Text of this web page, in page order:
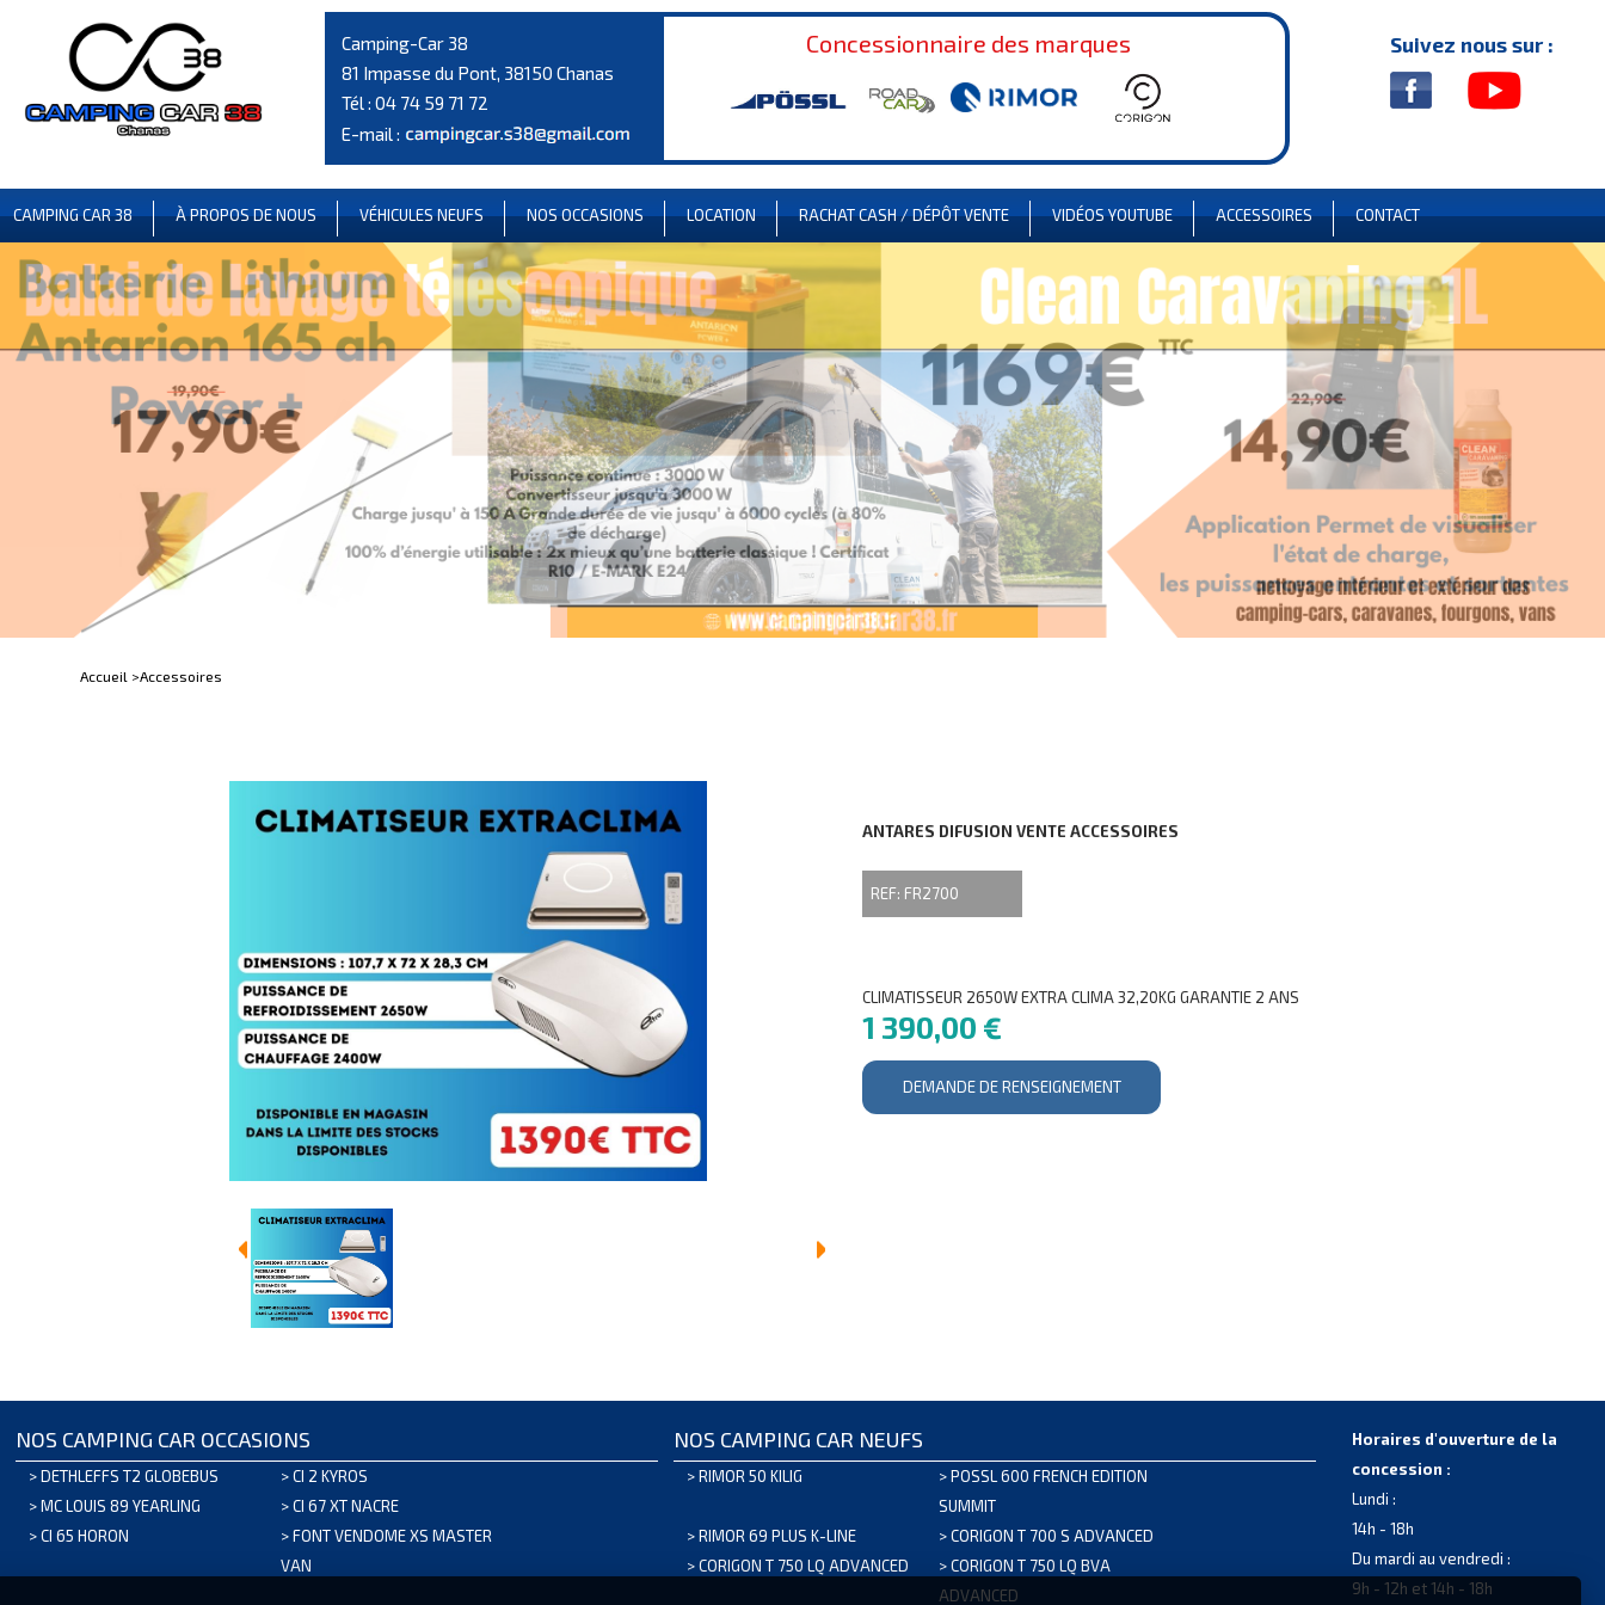
Camping-Car 38
81 Impasse du Pont, 38150 Chanas
Tél : 04 74 59 71 72
E-mail :
Concessionnaire des marques Suivez nous sur :
CAMPING CAR 38 À PROPOS DE NOUS VÉHICULES NEUFS NOS OCCASIONS LOCATION RACHAT CASH / DÉPÔT VENTE VIDÉOS YOUTUBE ACCESSOIRES CONTACT
Accueil >Accessoires
ANTARES DIFUSION VENTE ACCESSOIRES
REF: FR2700
CLIMATISSEUR 2650W EXTRA CLIMA 32,20KG GARANTIE 2 ANS
1 390,00 €
DEMANDE DE RENSEIGNEMENT
NOS CAMPING CAR OCCASIONS
>DETHLEFFS T2 GLOBEBUS >CI 2 KYROS
>MC LOUIS 89 YEARLING >CI 67 XT NACRE
>CI 65 HORON >FONT VENDOME XS MASTER
VAN
NOS CAMPING CAR NEUFS
>RIMOR 50 KILIG >POSSL 600 FRENCH EDITION
SUMMIT
>RIMOR 69 PLUS K-LINE >CORIGON T 700 S ADVANCED
>CORIGON T 750 LQ ADVANCED >CORIGON T 750 LQ BVA
ADVANCED
Horaires d'ouverture de la
concession :
Lundi :
14h - 18h
Du mardi au vendredi :
9h - 12h et 14h - 18h